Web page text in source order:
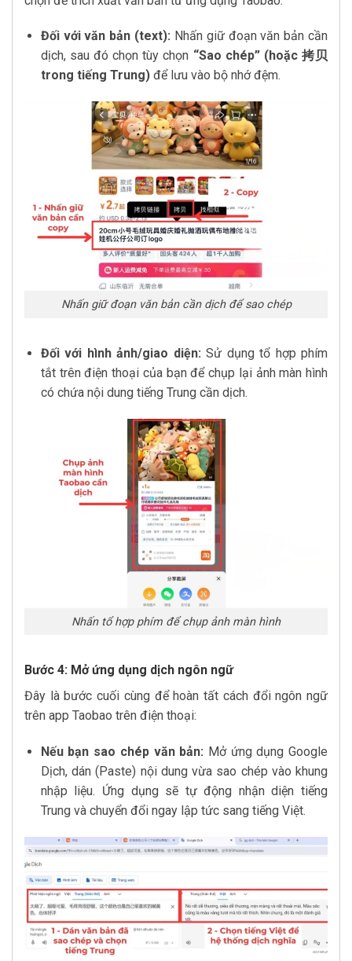
Đối với văn bản (text): Nhấn giữ đoạn văn bản cần
dịch, sau đó chọn tùy chọn “Sao chép” (hoặc 拷贝
trong tiếng Trung)để lưu vào bộ nhớ đệm.
Nhấn giữ đoạn văn bản cần dịch để sao chép
Đối với hình ảnh/giao diện: Sử dụng tổ hợp phím
tắt trên điện thoại của bạn để chụp lại ảnh màn hình
có chứa nội dung tiếng Trung cần dịch.
Nhấn tổ hợp phím để chụp ảnh màn hình
Bước 4: Mở ứng dụng dịch ngôn ngữ
Đây là bước cuối cùng để hoàn tất cách đổi ngôn ngữ
trên app Taobao trên điện thoại:
Nếu bạn sao chép văn bản: Mở ứng dụng Google
Dịch, dán (Paste) nội dung vừa sao chép vào khung
nhập liệu. Ứng dụng sẽ tự động nhận diện tiếng
Trung và chuyển đổi ngay lập tức sang tiếng Việt.